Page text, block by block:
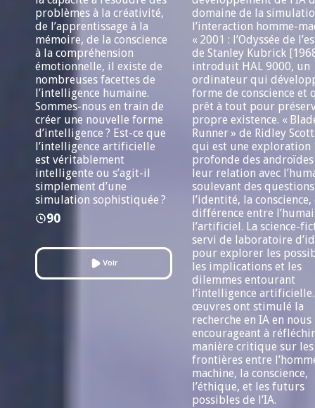
problèmes à la créativité,
de l’apprentissage à la
mémoire, de la conscience
à la compréhension
émotionnelle, il existe de
nombreuses facettes de
l’intelligence humaine.
Sommes-nous en train de
créer une nouvelle forme
d’intelligence ? Est-ce que
l’intelligence artificielle
est véritablement
intelligente ou s’agit-il
simplement d’une
simulation sophistiquée ?
90
Voir
domaine de la
l’interaction homme-
« 2001 : l’Odyssée de
de Stanley Kubrick
introduit HAL 9000, un
ordinateur qui
forme de conscience et
prêt à tout pour
propre existence. «
Runner » de Ridley
qui est une exploration
profonde des
leur relation avec
soulevant des
l’identité, la conscience,
différence entre
l’artificiel. La science-
servi de laboratoire
pour explorer les
les implications et les
dilemmes entourant
l’intelligence artificielle.
œuvres ont stimulé la
recherche en IA en nous
encourageant à
manière critique sur les
frontières entre
machine, la conscience,
l’éthique, et les futurs
possibles de l’IA.